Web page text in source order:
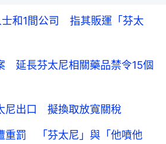
和1間公司 指其販運「芬太
延長芬太尼相關藥品禁令15個
尼出口 擬換取放寬關稅
重罰 「芬太尼」與「他噴他